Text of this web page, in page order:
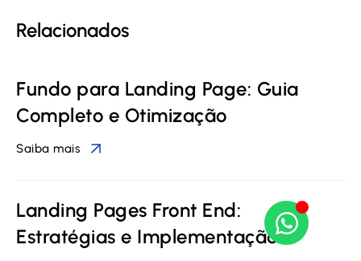
Relacionados
Fundo para Landing Page: Guia
Completo e Otimização
Saiba mais
Landing Pages Front End:
Estratégias e Implementação